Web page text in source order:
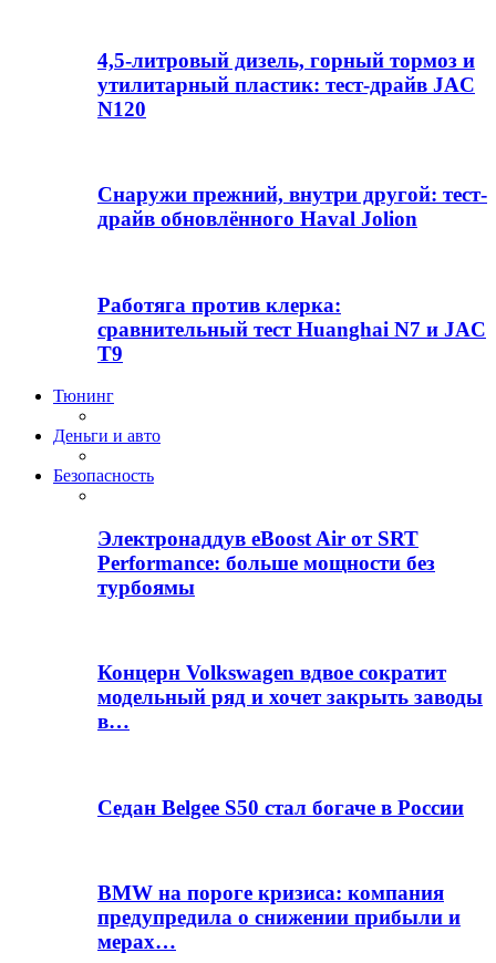
4,5-литровый дизель, горный тормоз и
утилитарный пластик: тест-драйв JAC
N120
Снаружи прежний, внутри другой: тест-
драйв обновлённого Haval Jolion
Работяга против клерка:
сравнительный тест Huanghai N7 и JAC
T9
Тюнинг
Деньги и авто
Безопасность
Электронаддув eBoost Air от SRT
Performance: больше мощности без
турбоямы
Концерн Volkswagen вдвое сократит
модельный ряд и хочет закрыть заводы
в…
Седан Belgee S50 стал богаче в России
BMW на пороге кризиса: компания
предупредила о снижении прибыли и
мерах…